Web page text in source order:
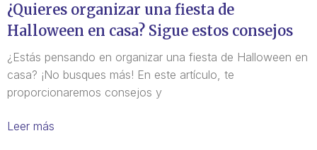
¿Quieres organizar una fiesta de
Halloween en casa? Sigue estos consejos
¿Estás pensando en organizar una fiesta de Halloween en
casa? ¡No busques más! En este artículo, te
proporcionaremos consejos y
Leer más